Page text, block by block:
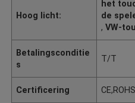
Hoog licht:
het
de
,VW-
Betalingsconditie
s
T/T
Certificering CE,ROHS